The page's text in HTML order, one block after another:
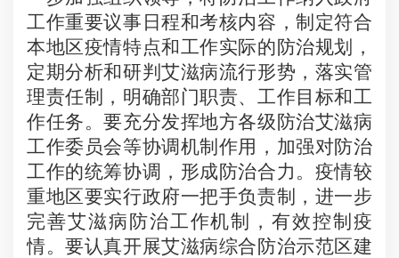
工作重要议事日程和考核内容，制定符合
本地区疫情特点和工作实际的防治规划，
定期分析和研判艾滋病流行形势，落实管
理责任制，明确部门职责、工作目标和工
作任务。要充分发挥地方各级防治艾滋病
工作委员会等协调机制作用，加强对防治
工作的统筹协调，形成防治合力。疫情较
重地区要实行政府一把手负责制，进一步
完善艾滋病防治工作机制，有效控制疫
情。要认真开展艾滋病综合防治示范区建